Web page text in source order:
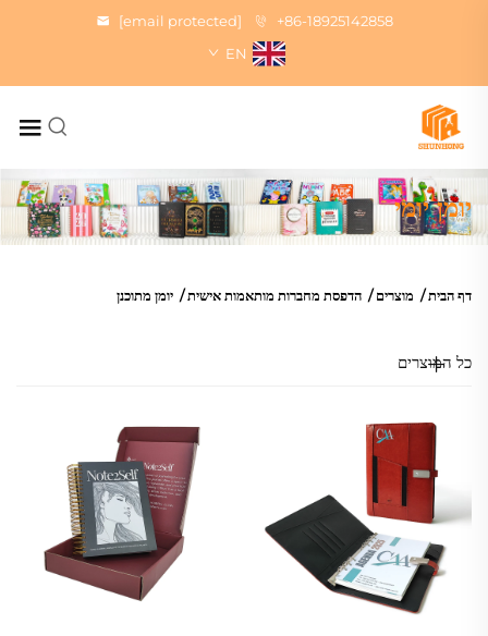
+86-18925142858
[email protected]
EN
יומן יומי
דף הבית/ מוצרים/ הדפסת מחברות מותאמות אישית/ יומן מתוכנן
כל המוצרים